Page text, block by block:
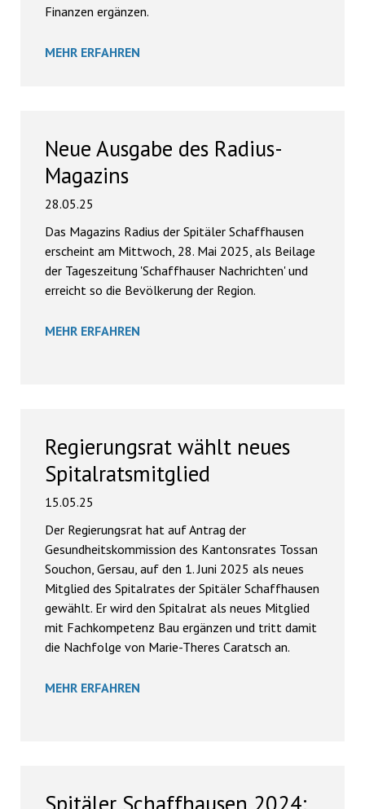
Finanzen ergänzen.
MEHR ERFAHREN
Neue Ausgabe des Radius-
Magazins
28.05.25
Das Magazins Radius der Spitäler Schaffhausen
erscheint am Mittwoch, 28. Mai 2025, als Beilage
der Tageszeitung 'Schaffhauser Nachrichten' und
erreicht so die Bevölkerung der Region.
MEHR ERFAHREN
Regierungsrat wählt neues
Spitalratsmitglied
15.05.25
Der Regierungsrat hat auf Antrag der
Gesundheitskommission des Kantonsrates Tossan
Souchon, Gersau, auf den 1. Juni 2025 als neues
Mitglied des Spitalrates der Spitäler Schaffhausen
gewählt. Er wird den Spitalrat als neues Mitglied
mit Fachkompetenz Bau ergänzen und tritt damit
die Nachfolge von Marie-Theres Caratsch an.
MEHR ERFAHREN
Spitäler Schaffhausen 2024: